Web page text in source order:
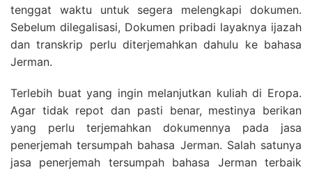
tenggat waktu untuk segera melengkapi dokumen.
Sebelum dilegalisasi, Dokumen pribadi layaknya ijazah
dan transkrip perlu diterjemahkan dahulu ke bahasa
Jerman.
Terlebih buat yang ingin melanjutkan kuliah di Eropa.
Agar tidak repot dan pasti benar, mestinya berikan
yang perlu terjemahkan dokumennya pada jasa
penerjemah tersumpah bahasa Jerman. Salah satunya
jasa penerjemah tersumpah bahasa Jerman terbaik